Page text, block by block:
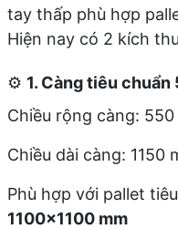
tay thấp phù hợp
Hiện nay có 2 kích
⚙️ 1. Càng tiêu
Chiều rộng càng: 550
Chiều dài càng: 1150
Phù hợp với pallet
1100×1100 mm